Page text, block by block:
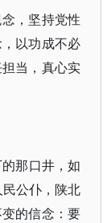
，坚持党性
以功成不必
当，真心实
那口井，如
公仆，陕北
的信念：要